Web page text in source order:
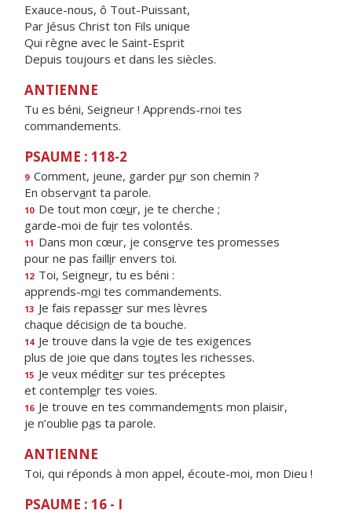
Exauce-nous, ô Tout-Puissant,
Par Jésus Christ ton Fils unique
Qui règne avec le Saint-Esprit
Depuis toujours et dans les siècles.
ANTIENNE
Tu es béni, Seigneur ! Apprends-rnoi tes
commandements.
PSAUME : 118-2
9 Comment, jeune, garder pur son chemin ?
En observant ta parole.
10 De tout mon cœur, je te cherche ;
garde-moi de fuir tes volontés.
11 Dans mon cœur, je conserve tes promesses
pour ne pas faillir envers toi.
12 Toi, Seigneur, tu es béni :
apprends-moi tes commandements.
13 Je fais repasser sur mes lèvres
chaque décision de ta bouche.
14 Je trouve dans la voie de tes exigences
plus de joie que dans toutes les richesses.
15 Je veux méditer sur tes préceptes
et contempler tes voies.
16 Je trouve en tes commandements mon plaisir,
je n’oublie pas ta parole.
ANTIENNE
Toi, qui réponds à mon appel, écoute-moi, mon Dieu !
PSAUME : 16 - I